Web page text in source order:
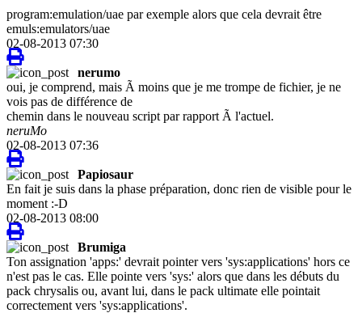
program:emulation/uae par exemple alors que cela devrait être
emuls:emulators/uae
02-08-2013 07:30
nerumo
oui, je comprend, mais Ã moins que je me trompe de fichier, je ne
vois pas de différence de
chemin dans le nouveau script par rapport Ã l'actuel.
neruMo
02-08-2013 07:36
Papiosaur
En fait je suis dans la phase préparation, donc rien de visible pour le
moment :-D
02-08-2013 08:00
Brumiga
Ton assignation 'apps:' devrait pointer vers 'sys:applications' hors ce
n'est pas le cas. Elle pointe vers 'sys:' alors que dans les débuts du
pack chrysalis ou, avant lui, dans le pack ultimate elle pointait
correctement vers 'sys:applications'.